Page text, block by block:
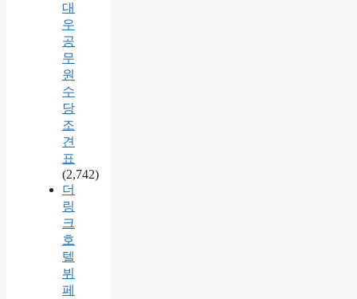
대
우
공
무
원
수
당
조
견
표
(2,742)
더
링
크
호
텔
뷔
페